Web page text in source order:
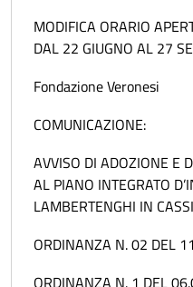
MODIFICA ORARIO
DAL 22 GIUGNO AL 27
Fondazione Veronesi
COMUNICAZIONE:
AVVISO DI ADOZIONE E
AL PIANO INTEGRATO
LAMBERTENGHI IN
ORDINANZA N. 02 DEL
ORDINANZA N. 1 DEL